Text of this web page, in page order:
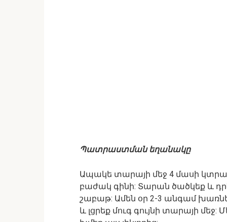
Պատրաստման եղանակը
Ապակե տարայի մեջ 4 մասի
բաժակ գինի: Տարան ծածկեք և
շաբաթ: Ամեն օր 2-3 անգամ
և լցրեք մուգ գույնի տարայի